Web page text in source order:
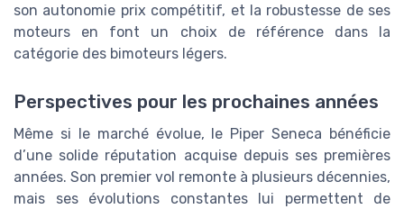
son autonomie prix compétitif, et la robustesse de ses
moteurs en font un choix de référence dans la
catégorie des bimoteurs légers.
Perspectives pour les prochaines années
Même si le marché évolue, le Piper Seneca bénéficie
d’une solide réputation acquise depuis ses premières
années. Son premier vol remonte à plusieurs décennies,
mais ses évolutions constantes lui permettent de